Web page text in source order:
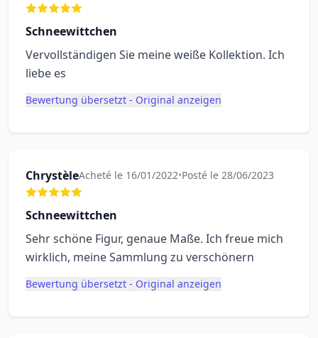
Schneewittchen
Vervollständigen Sie meine weiße Kollektion. Ich
liebe es
Bewertung übersetzt - Original anzeigen
ChrystèleAcheté le 16/01/2022•Posté le 28/06/2023
Schneewittchen
Sehr schöne Figur, genaue Maße. Ich freue mich
wirklich, meine Sammlung zu verschönern
Bewertung übersetzt - Original anzeigen